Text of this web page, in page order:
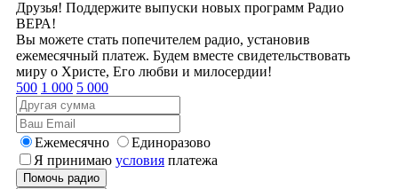
Друзья! Поддержите выпуски новых программ Радио
ВЕРА!
Вы можете стать попечителем радио, установив
ежемесячный платеж. Будем вместе свидетельствовать
миру о Христе, Его любви и милосердии!
500 1 000 5 000
Ежемесячно
Единоразово
Я принимаю условия платежа
Помочь радио